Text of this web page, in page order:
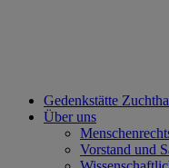
Gedenkstätte
Über uns
Vorstand und